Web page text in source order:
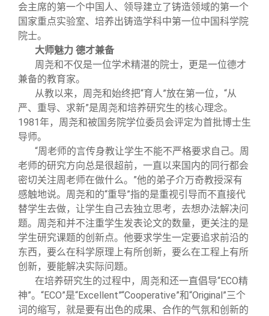
会主席的第一个中国人、领导建立了铸造领域的第一个
国家重点实验室、培养出铸造学科中第一位中国科学院
院士。
大师魅力 德才兼备
周尧和不仅是一位学术精湛的院士，更是一位德才
兼备的教育家。
从教以来，周尧和始终把“育人”放在第一位，“从
严、重导、求新”是周尧和培养研究生的核心理念。
1981年，周尧和被国务院学位委员会评定为首批博士生
导师。
“周老师的言传身教让学生不能不严格要求自己。周
老师的研究方向总是很超前，一直以来国内的同行都会
密切关注周老师在做什么。”他的弟子介万奇教授深有
感触地说。周尧和的“重导”指的是重视引导而不直接代
替学生去做，让学生自己去独立思考，去想办法解决问
题。周尧和并不注重学生发表论文的数量，更关注的是
学生研究课题的创新点。他要求学生一定要追求前沿的
东西，要么在科学原理上有所创新，要么在工程上有所
创新，要能解决实际问题。
在培养研究生的过程中，周尧和还一直倡导“ECO精
神”。“ECO”是“Excellent”“Cooperative”和“Original”三个
词的缩写，就是要有出色的成果、合作的气氛和创新的